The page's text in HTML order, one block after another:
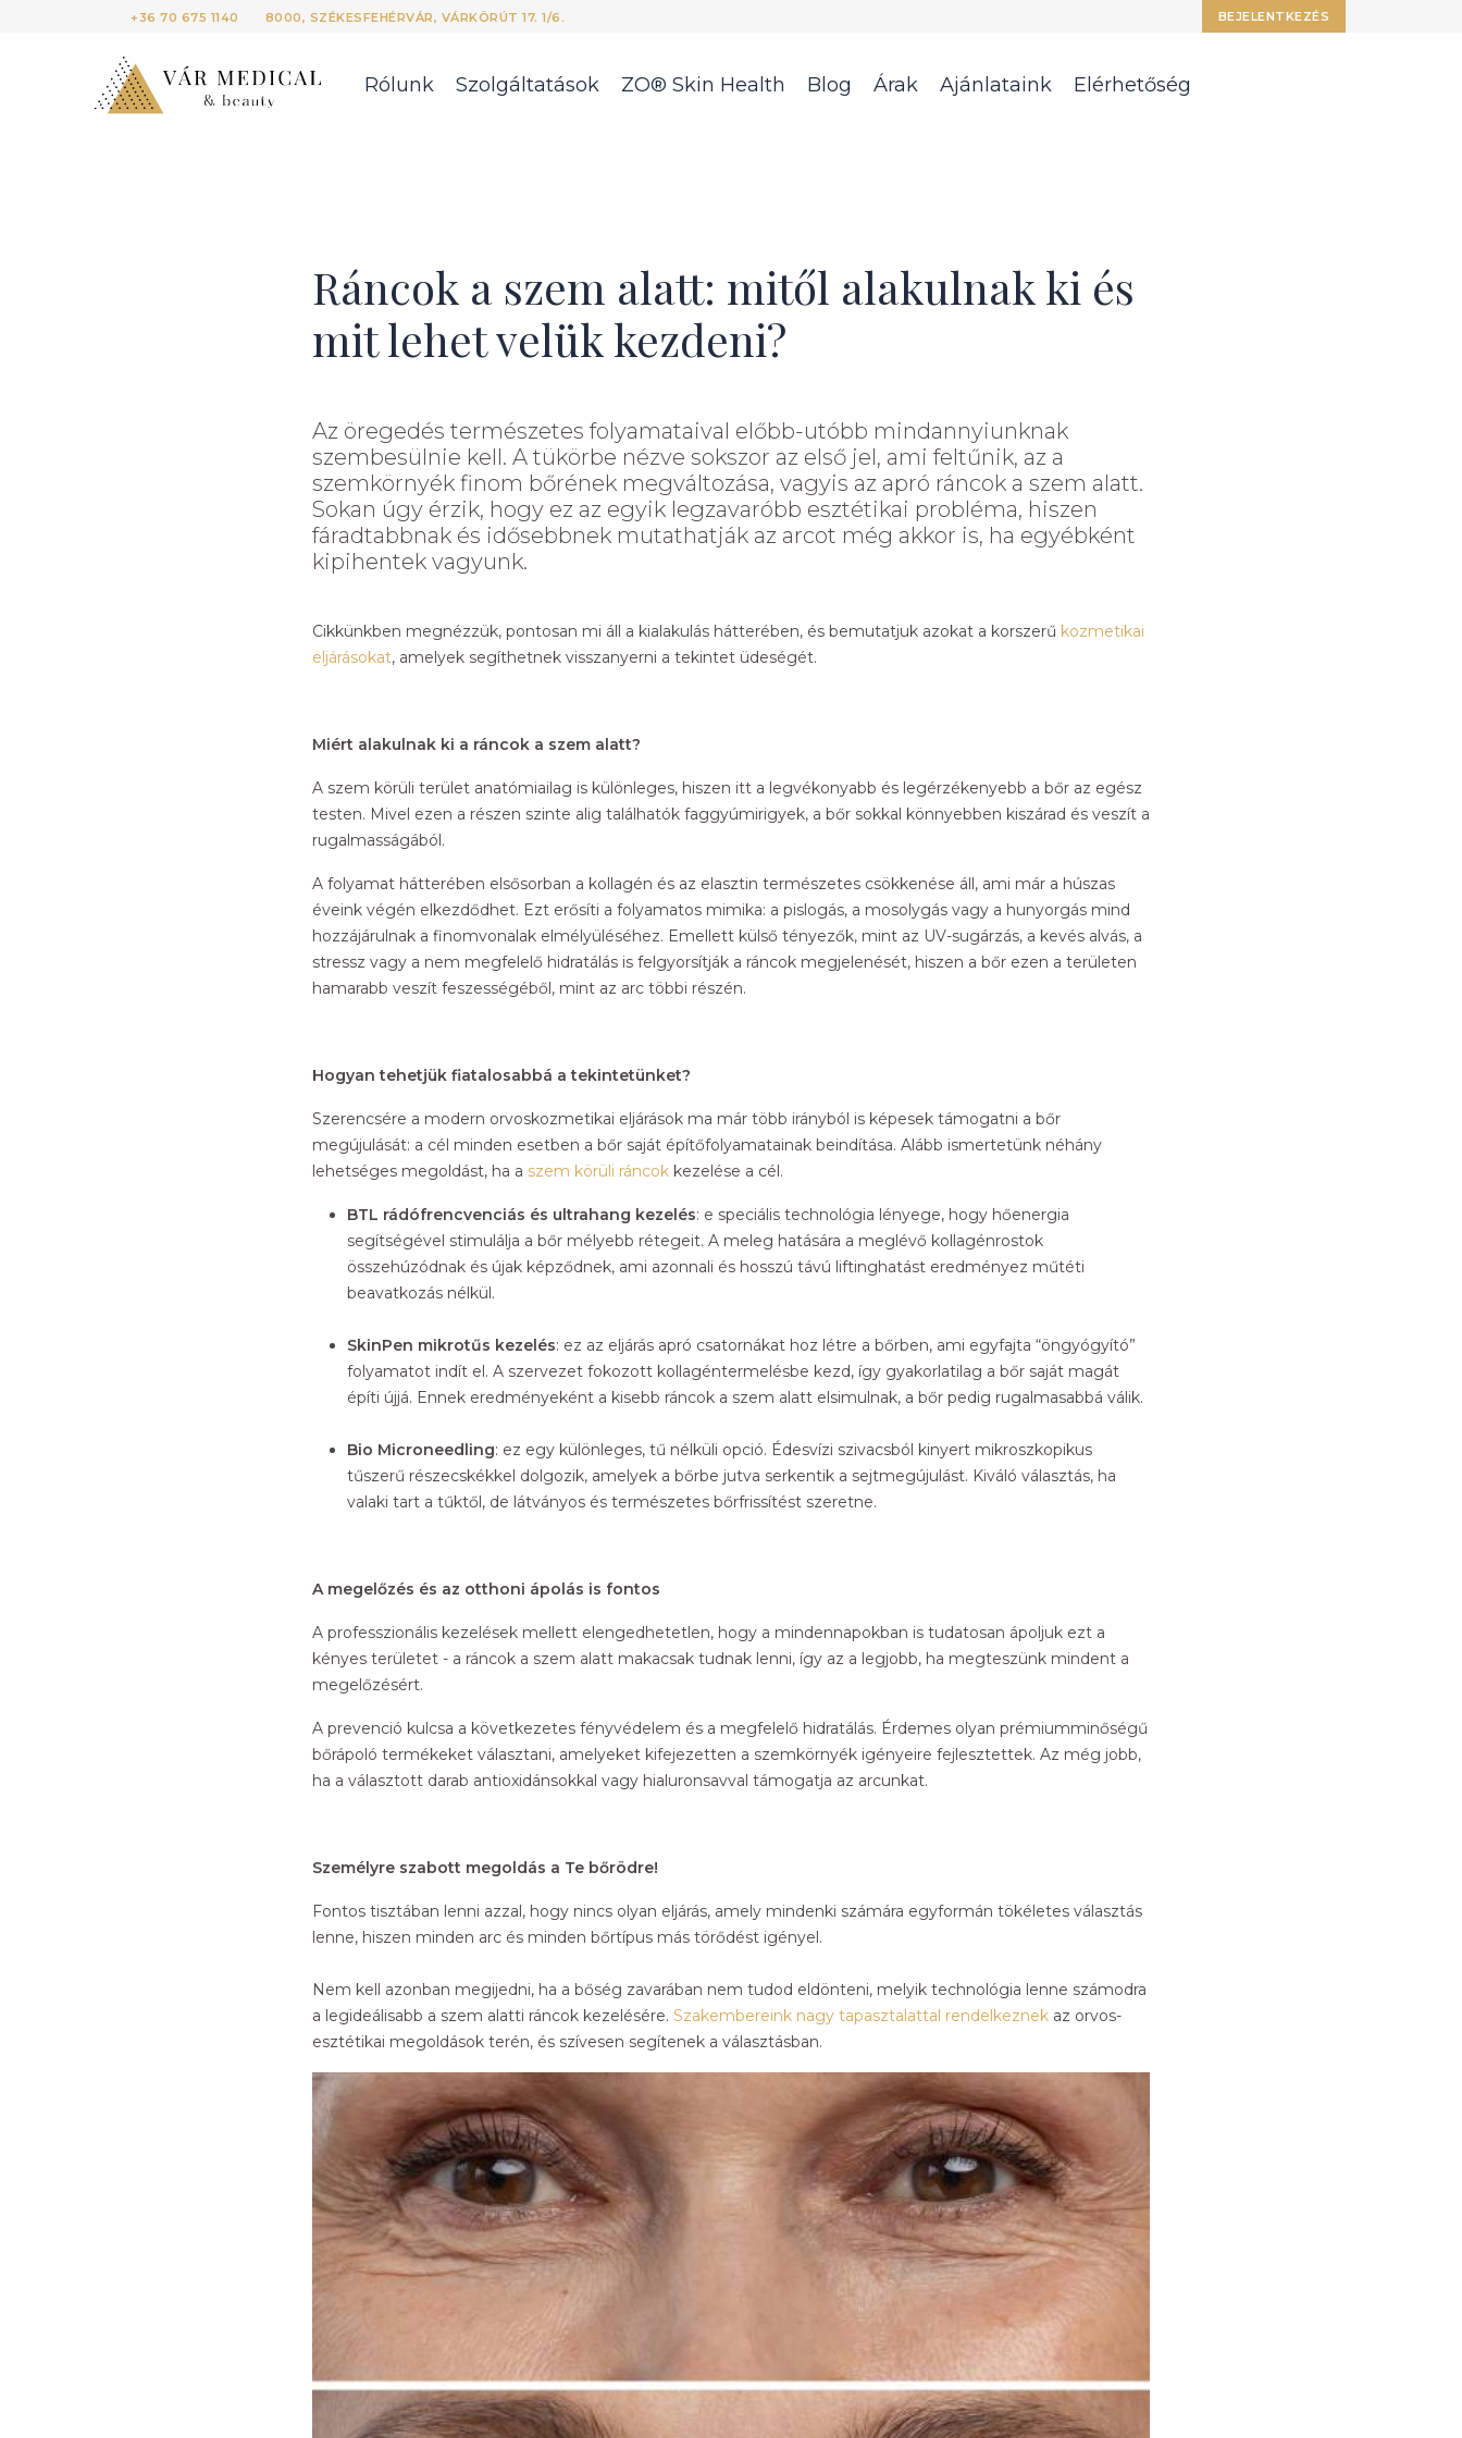
+36 70 675 1140 8000, SZÉKESFEHÉRVÁR, VÁRKÖRÚT 17. 1/6. BEJELENTKEZÉS
Rólunk Szolgáltatások ZO® Skin Health Blog Árak Ajánlataink Elérhetőség
Ráncok a szem alatt: mitől alakulnak ki és
mit lehet velük kezdeni?
Az öregedés természetes folyamataival előbb-utóbb mindannyiunknak
szembesülnie kell. A tükörbe nézve sokszor az első jel, ami feltűnik, az a
szemkörnyék finom bőrének megváltozása, vagyis az apró ráncok a szem alatt.
Sokan úgy érzik, hogy ez az egyik legzavaróbb esztétikai probléma, hiszen
fáradtabbnak és idősebbnek mutathatják az arcot még akkor is, ha egyébként
kipihentek vagyunk.
Cikkünkben megnézzük, pontosan mi áll a kialakulás hátterében, és bemutatjuk azokat a korszerű kozmetikai
eljárásokat, amelyek segíthetnek visszanyerni a tekintet üdeségét.
Miért alakulnak ki a ráncok a szem alatt?
A szem körüli terület anatómiailag is különleges, hiszen itt a legvékonyabb és legérzékenyebb a bőr az egész
testen. Mivel ezen a részen szinte alig találhatók faggyúmirigyek, a bőr sokkal könnyebben kiszárad és veszít a
rugalmasságából.
A folyamat hátterében elsősorban a kollagén és az elasztin természetes csökkenése áll, ami már a húszas
éveink végén elkezdődhet. Ezt erősíti a folyamatos mimika: a pislogás, a mosolygás vagy a hunyorgás mind
hozzájárulnak a finomvonalak elmélyüléséhez. Emellett külső tényezők, mint az UV-sugárzás, a kevés alvás, a
stressz vagy a nem megfelelő hidratálás is felgyorsítják a ráncok megjelenését, hiszen a bőr ezen a területen
hamarabb veszít feszességéből, mint az arc többi részén.
Hogyan tehetjük fiatalosabbá a tekintetünket?
Szerencsére a modern orvoskozmetikai eljárások ma már több irányból is képesek támogatni a bőr
megújulását: a cél minden esetben a bőr saját építőfolyamatainak beindítása. Alább ismertetünk néhány
lehetséges megoldást, ha a szem körüli ráncok kezelése a cél.
BTL rádófrencvenciás és ultrahang kezelés: e speciális technológia lényege, hogy hőenergia
segítségével stimulálja a bőr mélyebb rétegeit. A meleg hatására a meglévő kollagénrostok
összehúzódnak és újak képződnek, ami azonnali és hosszú távú liftinghatást eredményez műtéti
beavatkozás nélkül.
SkinPen mikrotűs kezelés: ez az eljárás apró csatornákat hoz létre a bőrben, ami egyfajta “öngyógyító”
folyamatot indít el. A szervezet fokozott kollagéntermelésbe kezd, így gyakorlatilag a bőr saját magát
építi újjá. Ennek eredményeként a kisebb ráncok a szem alatt elsimulnak, a bőr pedig rugalmasabbá válik.
Bio Microneedling: ez egy különleges, tű nélküli opció. Édesvízi szivacsból kinyert mikroszkopikus
tűszerű részecskékkel dolgozik, amelyek a bőrbe jutva serkentik a sejtmegújulást. Kiváló választás, ha
valaki tart a tűktől, de látványos és természetes bőrfrissítést szeretne.
A megelőzés és az otthoni ápolás is fontos
A professzionális kezelések mellett elengedhetetlen, hogy a mindennapokban is tudatosan ápoljuk ezt a
kényes területet - a ráncok a szem alatt makacsak tudnak lenni, így az a legjobb, ha megteszünk mindent a
megelőzésért.
A prevenció kulcsa a következetes fényvédelem és a megfelelő hidratálás. Érdemes olyan prémiumminőségű
bőrápoló termékeket választani, amelyeket kifejezetten a szemkörnyék igényeire fejlesztettek. Az még jobb,
ha a választott darab antioxidánsokkal vagy hialuronsavval támogatja az arcunkat.
Személyre szabott megoldás a Te bőrödre!
Fontos tisztában lenni azzal, hogy nincs olyan eljárás, amely mindenki számára egyformán tökéletes választás
lenne, hiszen minden arc és minden bőrtípus más törődést igényel.
Nem kell azonban megijedni, ha a bőség zavarában nem tudod eldönteni, melyik technológia lenne számodra
a legideálisabb a szem alatti ráncok kezelésére. Szakembereink nagy tapasztalattal rendelkeznek az orvos-
esztétikai megoldások terén, és szívesen segítenek a választásban.